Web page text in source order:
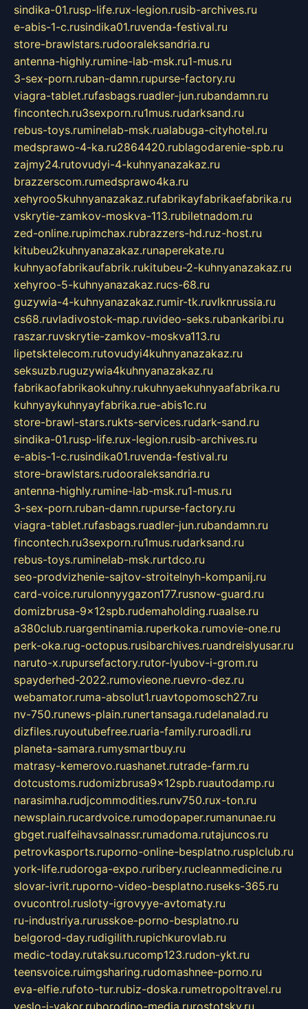
sindika-01.rusp-life.rux-legion.rusib-archives.ru
e-abis-1-c.rusindika01.ruvenda-festival.ru
store-brawlstars.rudooraleksandria.ru
antenna-highly.rumine-lab-msk.ru1-mus.ru
3-sex-porn.ruban-damn.rupurse-factory.ru
viagra-tablet.rufasbags.ruadler-jun.rubandamn.ru
fincontech.ru3sexporn.ru1mus.rudarksand.ru
rebus-toys.ruminelab-msk.rualabuga-cityhotel.ru
medsprawo-4-ka.ru2864420.rublagodarenie-spb.ru
zajmy24.rutovudyi-4-kuhnyanazakaz.ru
brazzerscom.rumedsprawo4ka.ru
xehyroo5kuhnyanazakaz.rufabrikayfabrikaefabrika.ru
vskrytie-zamkov-moskva-113.rubiletnadom.ru
zed-online.rupimchax.rubrazzers-hd.ruz-host.ru
kitubeu2kuhnyanazakaz.runaperekate.ru
kuhnyaofabrikaufabrik.rukitubeu-2-kuhnyanazakaz.ru
xehyroo-5-kuhnyanazakaz.rucs-68.ru
guzywia-4-kuhnyanazakaz.rumir-tk.ruvlknrussia.ru
cs68.ruvladivostok-map.ruvideo-seks.rubankaribi.ru
raszar.ruvskrytie-zamkov-moskva113.ru
lipetsktelecom.rutovudyi4kuhnyanazakaz.ru
seksuzb.ruguzywia4kuhnyanazakaz.ru
fabrikaofabrikaokuhny.rukuhnyaekuhnyaafabrika.ru
kuhnyaykuhnyayfabrika.rue-abis1c.ru
store-brawl-stars.rukts-services.rudark-sand.ru
sindika-01.rusp-life.rux-legion.rusib-archives.ru
e-abis-1-c.rusindika01.ruvenda-festival.ru
store-brawlstars.rudooraleksandria.ru
antenna-highly.rumine-lab-msk.ru1-mus.ru
3-sex-porn.ruban-damn.rupurse-factory.ru
viagra-tablet.rufasbags.ruadler-jun.rubandamn.ru
fincontech.ru3sexporn.ru1mus.rudarksand.ru
rebus-toys.ruminelab-msk.rurtdco.ru
seo-prodvizhenie-sajtov-stroitelnyh-kompanij.ru
card-voice.rurulonnyygazon177.rusnow-guard.ru
domizbrusa-9x12spb.rudemaholding.ruaalse.ru
a380club.ruargentinamia.ruperkoka.rumovie-one.ru
perk-oka.rug-octopus.rusibarchives.ruandreislyusar.ru
naruto-x.rupursefactory.rutor-lyubov-i-grom.ru
spayderhed-2022.rumovieone.ruevro-dez.ru
webamator.ruma-absolut1.ruavtopomosch27.ru
nv-750.runews-plain.runertansaga.rudelanalad.ru
dizfiles.ruyoutubefree.ruaria-family.ruroadli.ru
planeta-samara.rumysmartbuy.ru
matrasy-kemerovo.ruashanet.rutrade-farm.ru
dotcustoms.rudomizbrusa9x12spb.ruautodamp.ru
narasimha.rudjcommodities.runv750.rux-ton.ru
newsplain.rucardvoice.rumodopaper.rumanunae.ru
gbget.rualfeihavsalnassr.rumadoma.rutajuncos.ru
petrovkasports.ruporno-online-besplatno.rusplclub.ru
york-life.rudoroga-expo.ruribery.rucleanmedicine.ru
slovar-ivrit.ruporno-video-besplatno.ruseks-365.ru
ovucontrol.rusloty-igrovyye-avtomaty.ru
ru-industriya.rurusskoe-porno-besplatno.ru
belgorod-day.rudigilith.rupichkurovlab.ru
medic-today.rutaksu.rucomp123.rudon-ykt.ru
teensvoice.ruimgsharing.rudomashnee-porno.ru
eva-elfie.rufoto-tur.rubiz-doska.rumetropoltravel.ru
veslo-i-yakor.ruborodino-media.rurostotsky.ru